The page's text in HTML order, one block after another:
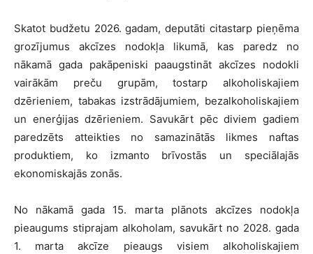
Skatot budžetu 2026. gadam, deputāti citastarp pieņēma
grozījumus akcīzes nodokļa likumā, kas paredz no
nākamā gada pakāpeniski paaugstināt akcīzes nodokli
vairākām preču grupām, tostarp alkoholiskajiem
dzērieniem, tabakas izstrādājumiem, bezalkoholiskajiem
un enerģijas dzērieniem. Savukārt pēc diviem gadiem
paredzēts atteikties no samazinātās likmes naftas
produktiem, ko izmanto brīvostās un speciālajās
ekonomiskajās zonās.
No nākamā gada 15. marta plānots akcīzes nodokļa
pieaugums stiprajam alkoholam, savukārt no 2028. gada
1. marta akcīze pieaugs visiem alkoholiskajiem